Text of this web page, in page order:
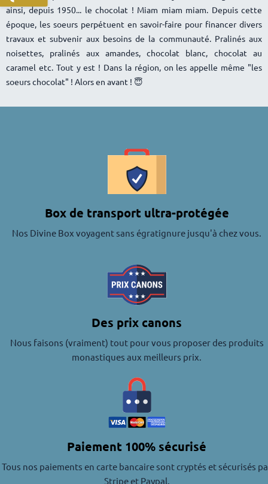
ainsi, depuis 1950... le chocolat ! Miam miam miam. Depuis cette
époque, les soeurs perpétuent en savoir-faire pour financer divers
travaux et subvenir aux besoins de la communauté. Pralinés aux
noisettes, pralinés aux amandes, chocolat blanc, chocolat au
caramel etc. Tout y est ! Dans la région, on les appelle même "les
soeurs chocolat" ! Alors en avant ! 😇
Box de transport ultra-protégée
Nos Divine Box voyagent sans égratignure jusqu'à chez vous.
Des prix canons
Nous faisons (vraiment) tout pour vous proposer des produits
monastiques aux meilleurs prix.
Paiement 100% sécurisé
Tous nos paiements en carte bancaire sont cryptés et sécurisés
Stripe et Paypal.